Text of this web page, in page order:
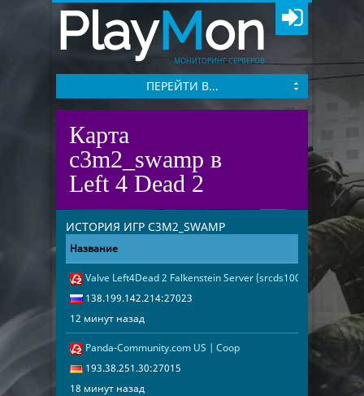
PlayMon
МОНИТОРИНГ СЕРВЕРОВ
ПЕРЕЙТИ В...
Карта
c3m2_swamp в
Left 4 Dead 2
ИСТОРИЯ ИГР C3M2_SWAMP
Название Адрес
Дата
Valve Left4Dead 2 Falkenstein Server (srcds1001-fsn-
138.199.142.214:27023
12 минут назад
12 минут
Panda-Community.com US | Coop
193.38.251.30:27015
18 минут назад
18 минут